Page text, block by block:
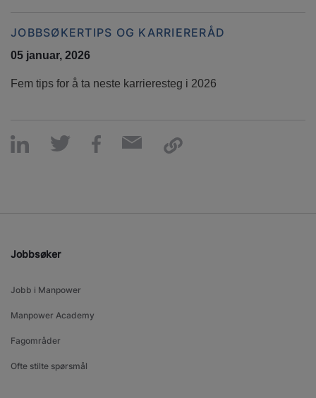
JOBBSØKERTIPS OG KARRIERERÅD
05 januar, 2026
Fem tips for å ta neste karrieresteg i 2026
Jobbsøker
Jobb i Manpower
Manpower Academy
Fagområder
Ofte stilte spørsmål